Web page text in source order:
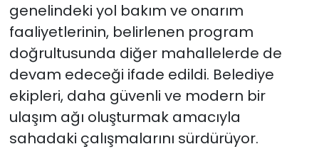
genelindeki yol bakım ve onarım
faaliyetlerinin, belirlenen program
doğrultusunda diğer mahallelerde de
devam edeceği ifade edildi. Belediye
ekipleri, daha güvenli ve modern bir
ulaşım ağı oluşturmak amacıyla
sahadaki çalışmalarını sürdürüyor.